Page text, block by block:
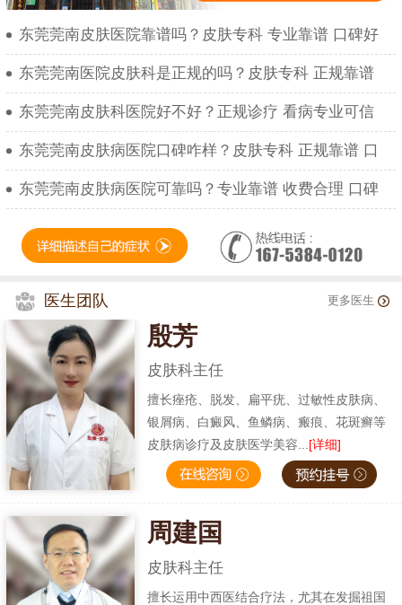
东莞莞南皮肤医院靠谱吗？皮肤专科 专业靠谱 口碑好
东莞莞南医院皮肤科是正规的吗？皮肤专科 正规靠谱
东莞莞南皮肤科医院好不好？正规诊疗 看病专业可信
东莞莞南皮肤病医院口碑咋样？皮肤专科 正规靠谱 口
东莞莞南皮肤病医院可靠吗？专业靠谱 收费合理 口碑
医生团队 更多医生
殷芳
皮肤科主任
擅长痤疮、脱发、扁平疣、过敏性皮肤病、
银屑病、白癜风、鱼鳞病、瘢痕、花斑癣等
皮肤病诊疗及皮肤医学美容... [详细]
周建国
皮肤科主任
擅长运用中西医结合疗法，尤其在发掘祖国